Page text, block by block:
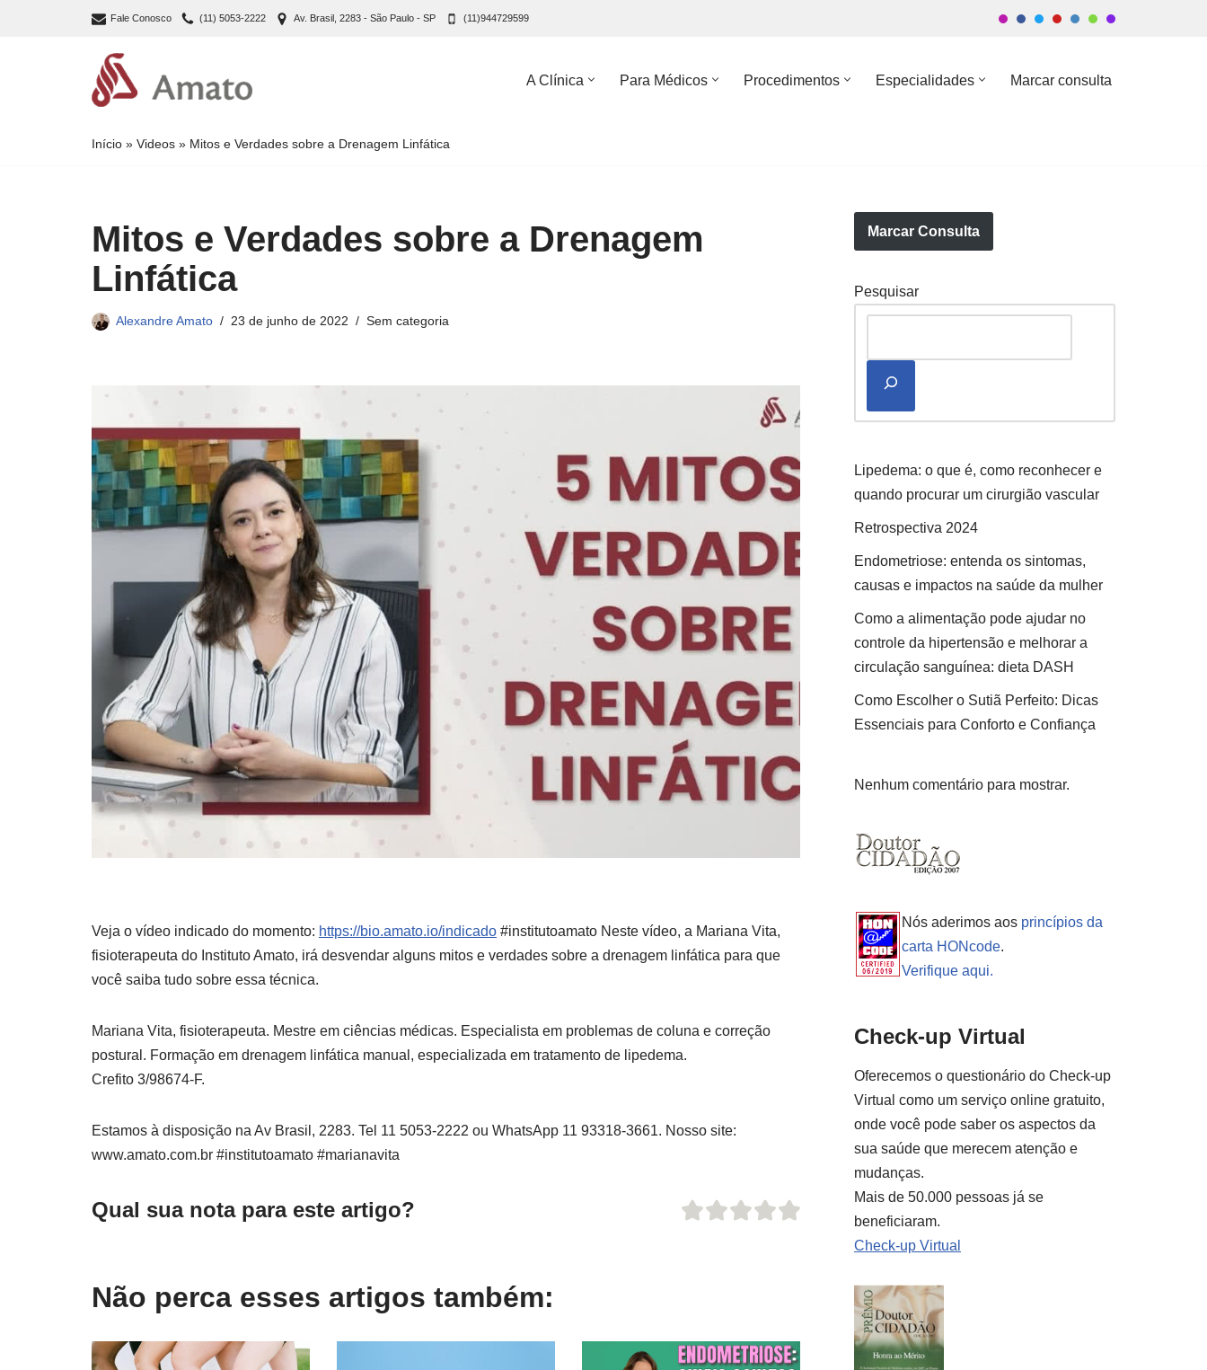
Fale Conosco (11) 5053-2222 Av. Brasil, 2283 - São Paulo - SP (11)944729599
A Clínica Para Médicos Procedimentos Especialidades Marcar consulta
Início » Videos » Mitos e Verdades sobre a Drenagem Linfática
Mitos e Verdades sobre a Drenagem
Linfática
Alexandre Amato 23 de junho de 2022 Sem categoria
Veja o vídeo indicado do momento: https://bio.amato.io/indicado #institutoamato Neste vídeo, a Mariana Vita,
fisioterapeuta do Instituto Amato, irá desvendar alguns mitos e verdades sobre a drenagem linfática para que
você saiba tudo sobre essa técnica.
Mariana Vita, fisioterapeuta. Mestre em ciências médicas. Especialista em problemas de coluna e correção
postural. Formação em drenagem linfática manual, especializada em tratamento de lipedema.
Crefito 3/98674-F.
Estamos à disposição na Av Brasil, 2283. Tel 11 5053-2222 ou WhatsApp 11 93318-3661. Nosso site:
www.amato.com.br #institutoamato #marianavita
Qual sua nota para este artigo?
Não perca esses artigos também:
Marcar Consulta
Pesquisar
Lipedema: o que é, como reconhecer e
quando procurar um cirurgião vascular
Retrospectiva 2024
Endometriose: entenda os sintomas,
causas e impactos na saúde da mulher
Como a alimentação pode ajudar no
controle da hipertensão e melhorar a
circulação sanguínea: dieta DASH
Como Escolher o Sutiã Perfeito: Dicas
Essenciais para Conforto e Confiança
Nenhum comentário para mostrar.
Nós aderimos aos princípios da
carta HONcode.
Verifique aqui.
Check-up Virtual
Oferecemos o questionário do Check-up
Virtual como um serviço online gratuito,
onde você pode saber os aspectos da
sua saúde que merecem atenção e
mudanças.
Mais de 50.000 pessoas já se
beneficiaram.
Check-up Virtual